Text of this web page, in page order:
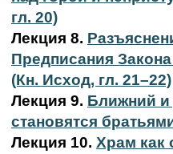
гл. 20)
Лекция 8.
Предписания
(Кн. Исход, гл. 21–22)
Лекция 9. Ближний и
становятся
Лекция 10. Храм как